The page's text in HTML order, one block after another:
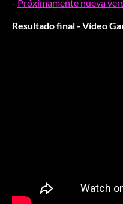
- Próximamente nueva
Resultado final - Vídeo